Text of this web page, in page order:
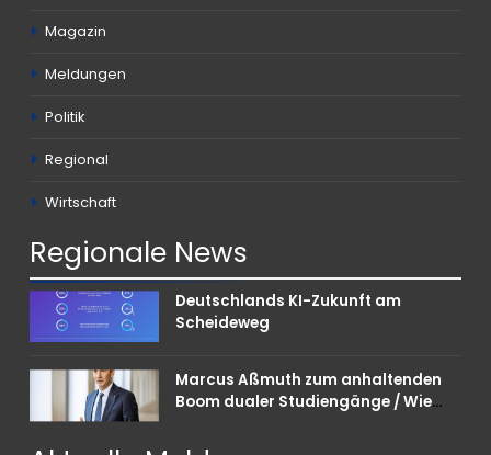
Magazin
Meldungen
Politik
Regional
Wirtschaft
Regionale News
Deutschlands KI-Zukunft am
Scheideweg
Marcus Aßmuth zum anhaltenden
Boom dualer Studiengänge / Wie
punkten können